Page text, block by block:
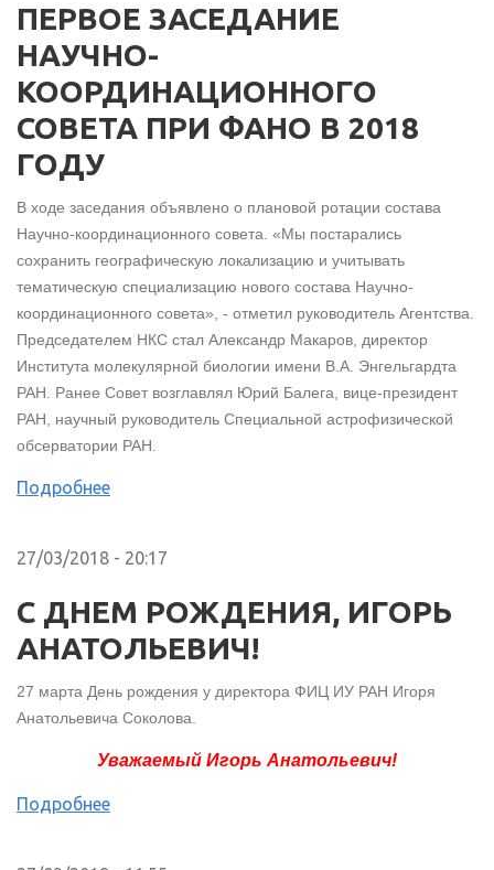
ПЕРВОЕ ЗАСЕДАНИЕ
НАУЧНО-
КООРДИНАЦИОННОГО
СОВЕТА ПРИ ФАНО В 2018
ГОДУ
В ходе заседания объявлено о плановой ротации состава
Научно-координационного совета. «Мы постарались
сохранить географическую локализацию и учитывать
тематическую специализацию нового состава Научно-
координационного совета», - отметил руководитель Агентства.
Председателем НКС стал Александр Макаров, директор
Института молекулярной биологии имени В.А. Энгельгардта
РАН. Ранее Совет возглавлял Юрий Балега, вице-президент
РАН, научный руководитель Специальной астрофизической
обсерватории РАН.
Подробнее
27/03/2018 - 20:17
С ДНЕМ РОЖДЕНИЯ, ИГОРЬ
АНАТОЛЬЕВИЧ!
27 марта День рождения у директора ФИЦ ИУ РАН Игоря
Анатольевича Соколова.
Уважаемый Игорь Анатольевич!
Подробнее